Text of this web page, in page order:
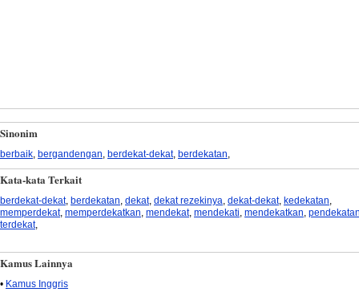
Sinonim
berbaik bergandengan berdekat-dekat, berdekatan
Kata-kata Terkait
berdekat-dekat, berdekatan, dekat, dekat rezekinya, dekat-dekat, kedekatan,
memperdekat, memperdekatkan, mendekat, mendekati, mendekatkan,
terdekat,
Kamus Lainnya
• Kamus Inggris